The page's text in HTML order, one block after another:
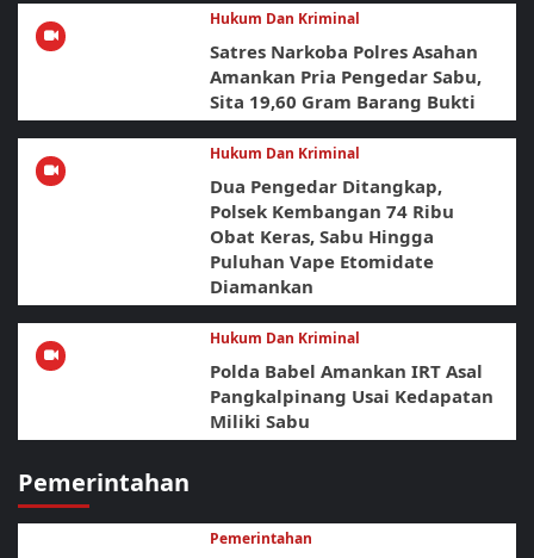
Hukum Dan Kriminal
Satres Narkoba Polres Asahan
Amankan Pria Pengedar Sabu,
Sita 19,60 Gram Barang Bukti
Hukum Dan Kriminal
Dua Pengedar Ditangkap,
Polsek Kembangan 74 Ribu
Obat Keras, Sabu Hingga
Puluhan Vape Etomidate
Diamankan
Hukum Dan Kriminal
Polda Babel Amankan IRT Asal
Pangkalpinang Usai Kedapatan
Miliki Sabu
Pemerintahan
Pemerintahan